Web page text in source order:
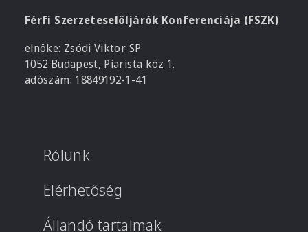
Férfi Szerzeteselöljárók Konferenciája (FSZK)
elnöke: Zsódi Viktor SP
1052 Budapest, Piarista köz 1.
adószám: 18849192-1-41
Rólunk
Elérhetőség
Állandó tartalmak